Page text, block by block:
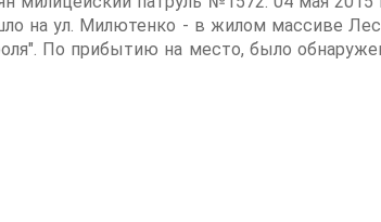
на ул. Милютенко - в жилом массиве
По прибытию на место, было